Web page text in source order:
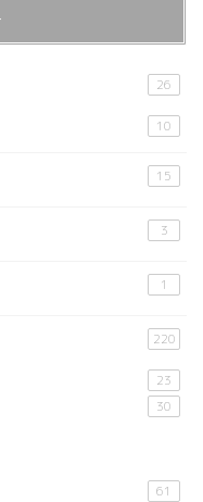
26
10
15
3
1
220
23
30
61